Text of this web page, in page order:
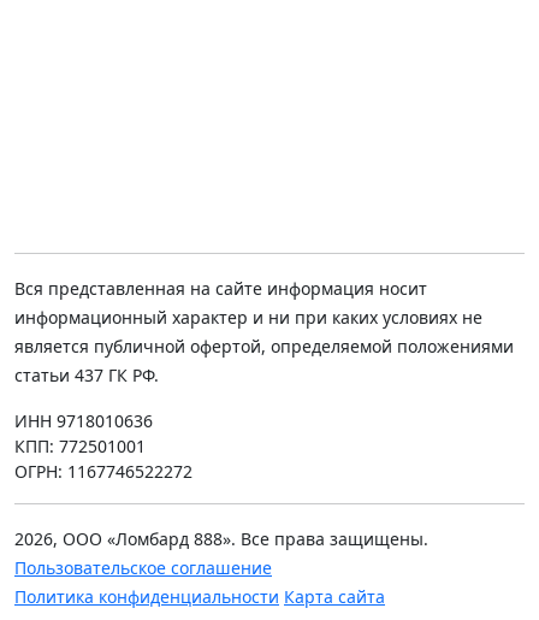
Вся представленная на сайте информация носит
информационный характер и ни при каких условиях не
является публичной офертой, определяемой положениями
статьи 437 ГК РФ.
ИНН 9718010636
КПП: 772501001
ОГРН: 1167746522272
2026, ООО «Ломбард 888». Все права защищены.
Пользовательское соглашение
Политика конфиденциальности Карта сайта